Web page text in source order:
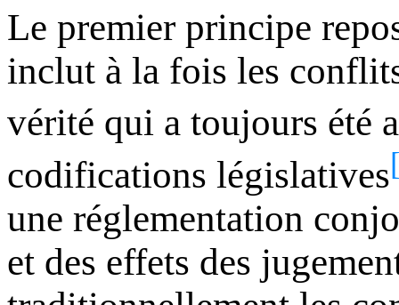
Le premier principe
inclut à la fois les
vérité qui a toujours été
codifications législatives
une réglementation
et des effets des